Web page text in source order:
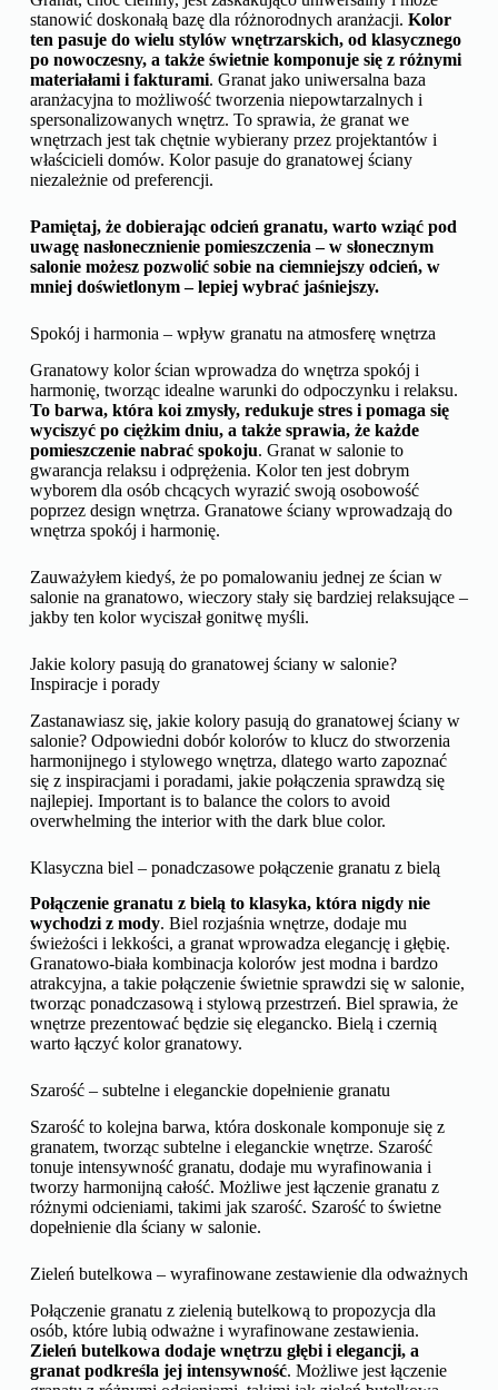
stanowić doskonałą bazę dla różnorodnych aranżacji. Kolor
ten pasuje do wielu stylów wnętrzarskich, od klasycznego
po nowoczesny, a także świetnie komponuje się z różnymi
materiałami i fakturami. Granat jako uniwersalna baza
aranżacyjna to możliwość tworzenia niepowtarzalnych i
spersonalizowanych wnętrz. To sprawia, że granat we
wnętrzach jest tak chętnie wybierany przez projektantów i
właścicieli domów. Kolor pasuje do granatowej ściany
niezależnie od preferencji.
Pamiętaj, że dobierając odcień granatu, warto wziąć pod
uwagę nasłonecznienie pomieszczenia – w słonecznym
salonie możesz pozwolić sobie na ciemniejszy odcień, w
mniej doświetlonym – lepiej wybrać jaśniejszy.
Spokój i harmonia – wpływ granatu na atmosferę wnętrza
Granatowy kolor ścian wprowadza do wnętrza spokój i
harmonię, tworząc idealne warunki do odpoczynku i relaksu.
To barwa, która koi zmysły, redukuje stres i pomaga się
wyciszyć po ciężkim dniu, a także sprawia, że każde
pomieszczenie nabrać spokoju. Granat w salonie to
gwarancja relaksu i odprężenia. Kolor ten jest dobrym
wyborem dla osób chcących wyrazić swoją osobowość
poprzez design wnętrza. Granatowe ściany wprowadzają do
wnętrza spokój i harmonię.
Zauważyłem kiedyś, że po pomalowaniu jednej ze ścian w
salonie na granatowo, wieczory stały się bardziej relaksujące –
jakby ten kolor wyciszał gonitwę myśli.
Jakie kolory pasują do granatowej ściany w salonie?
Inspiracje i porady
Zastanawiasz się, jakie kolory pasują do granatowej ściany w
salonie? Odpowiedni dobór kolorów to klucz do stworzenia
harmonijnego i stylowego wnętrza, dlatego warto zapoznać
się z inspiracjami i poradami, jakie połączenia sprawdzą się
najlepiej. Important is to balance the colors to avoid
overwhelming the interior with the dark blue color.
Klasyczna biel – ponadczasowe połączenie granatu z bielą
Połączenie granatu z bielą to klasyka, która nigdy nie
wychodzi z mody. Biel rozjaśnia wnętrze, dodaje mu
świeżości i lekkości, a granat wprowadza elegancję i głębię.
Granatowo-biała kombinacja kolorów jest modna i bardzo
atrakcyjna, a takie połączenie świetnie sprawdzi się w salonie,
tworząc ponadczasową i stylową przestrzeń. Biel sprawia, że
wnętrze prezentować będzie się elegancko. Bielą i czernią
warto łączyć kolor granatowy.
Szarość – subtelne i eleganckie dopełnienie granatu
Szarość to kolejna barwa, która doskonale komponuje się z
granatem, tworząc subtelne i eleganckie wnętrze. Szarość
tonuje intensywność granatu, dodaje mu wyrafinowania i
tworzy harmonijną całość. Możliwe jest łączenie granatu z
różnymi odcieniami, takimi jak szarość. Szarość to świetne
dopełnienie dla ściany w salonie.
Zieleń butelkowa – wyrafinowane zestawienie dla odważnych
Połączenie granatu z zielenią butelkową to propozycja dla
osób, które lubią odważne i wyrafinowane zestawienia.
Zieleń butelkowa dodaje wnętrzu głębi i elegancji, a
granat podkreśla jej intensywność. Możliwe jest łączenie